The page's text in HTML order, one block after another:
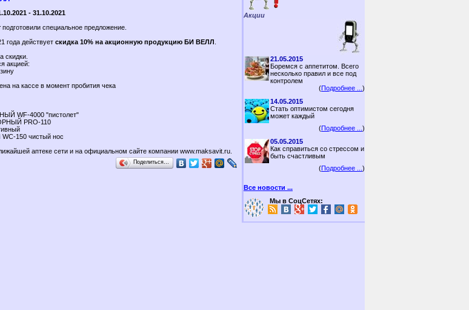
- 31.10.2021
подготовили специальное предложение.
года действует скидка 10% на акционную продукцию БИ ВЕЛЛ
скидки.
акцией:
на кассе в момент пробития чека
WF-4000 "пистолет"
PRO-110
150 чистый нос
аптеке сети и на официальном сайте компании www.maksavit.ru.
Поделиться…
Акции
21.05.2015
Боремся с аппетитом. Всего
несколько правил и все под
контролем
(Подробнее ... )
14.05.2015
Стать оптимистом сегодня
может каждый
(Подробнее ... )
05.05.2015
Как справиться со стрессом и
быть счастливым
(Подробнее ... )
Все новости ...
Мы в СоцСетях: